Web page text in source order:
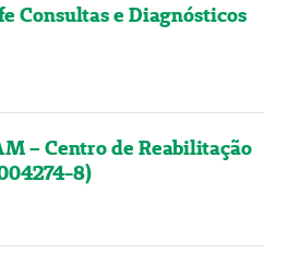
Consultas e Diagnósticos
– Centro de Reabilitação
8)